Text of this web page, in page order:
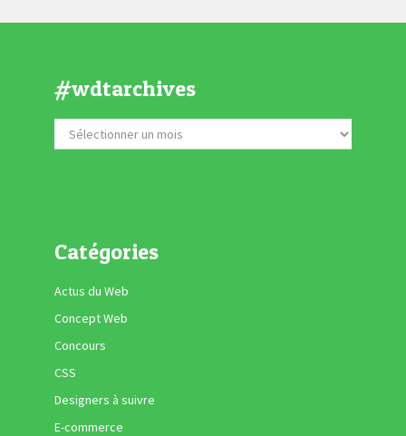
#wdtarchives
Catégories
Actus du Web
Concept Web
Concours
CSS
Designers à suivre
E-commerce